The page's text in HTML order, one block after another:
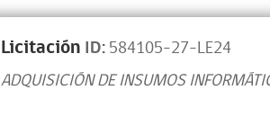
Licitación ID:584105-27-LE24
ADQUISICIÓN DE INSUMOS